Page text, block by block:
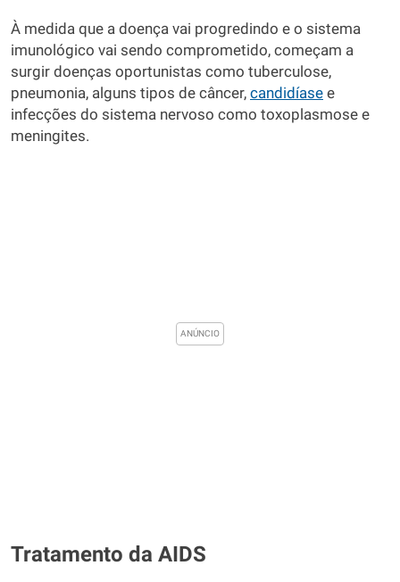
À medida que a doença vai progredindo e o sistema
imunológico vai sendo comprometido, começam a
surgir doenças oportunistas como tuberculose,
pneumonia, alguns tipos de câncer, candidíase e
infecções do sistema nervoso como toxoplasmose e
meningites.
Tratamento da AIDS